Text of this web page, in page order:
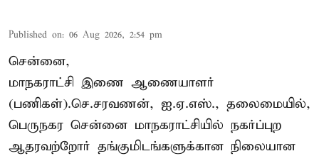
Published on: 06 Aug 2026, 2:54 pm
சென்னை,
மாநகராட்சி இணை ஆணையாளர்
(பணிகள்).செ.சரவணன், ஐ.ஏ.எஸ்., தலைமையில்,
பெருநகர சென்னை மாநகராட்சியில் நகர்ப்புற
ஆதரவற்றோர் தங்குமிடங்களுக்கான நிலையான